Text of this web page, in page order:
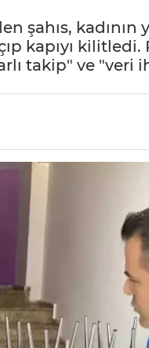
şahıs, kadının
kapıyı
takip" ve "veri